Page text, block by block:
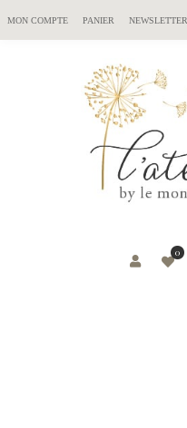
MON COMPTE PANIER NEWSLETTER
0